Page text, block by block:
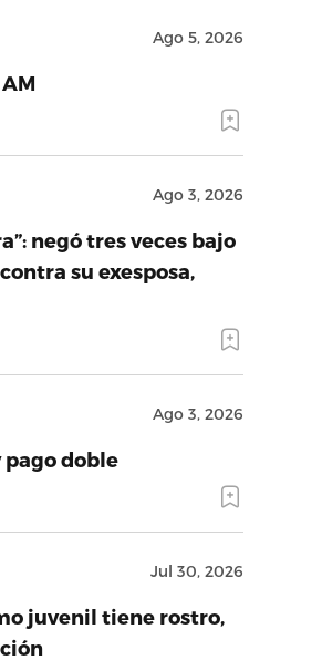
Ago 5, 2026
Ago 3, 2026
negó tres veces bajo
su exesposa,
Ago 3, 2026
pago doble
Jul 30, 2026
juvenil tiene rostro,